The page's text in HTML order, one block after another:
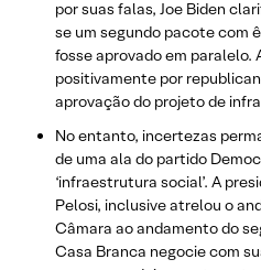
por suas falas, Joe Biden
se um segundo pacote com
fosse aprovado em
positivamente por
aprovação do projeto de
No entanto, incertezas
de uma ala do partido
‘infraestrutura social’. A
Pelosi, inclusive atrelou o
Câmara ao andamento do
Casa Branca negocie com